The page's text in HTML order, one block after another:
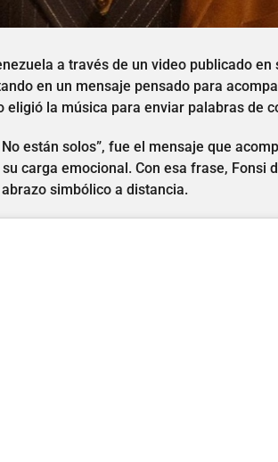
a través de un video publicado en
en un mensaje pensado para
la música para enviar palabras de
están solos”, fue el mensaje que
carga emocional. Con esa frase, Fonsi
simbólico a distancia.